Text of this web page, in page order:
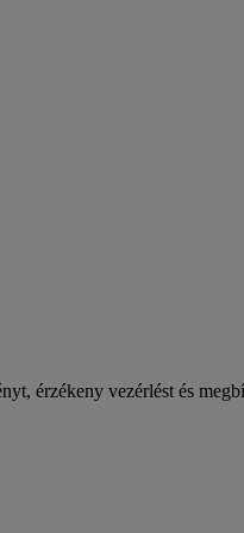
érzékeny vezérlést és